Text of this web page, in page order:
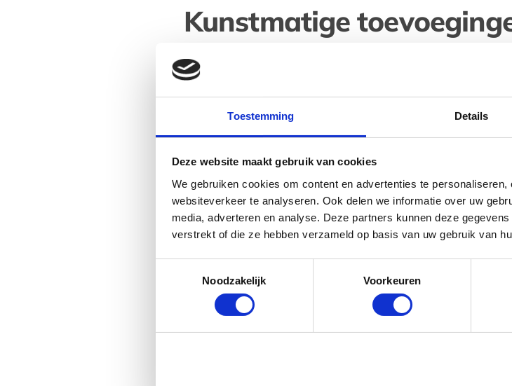
Toestemming Details
Deze website maakt gebruik van cookies
We gebruiken cookies om content en advertenties te
websiteverkeer te analyseren. Ook delen we informatie over uw
media, adverteren en analyse. Deze partners kunnen deze
verstrekt of die ze hebben verzameld op basis van uw gebruik van
Noodzakelijk
Voorkeuren
Kunstmatige
samenstelling
professionele concepten wordt steeds vaker gekozen voor
toevoegingen.
Bij een professionele vitaminewater tap ligt de focus op
organisaties die vitaliteit en welzijn serieus nemen en dit
bezoekers.
Welke drank is beter
langdurige energie
zonder het lichaam te belasten. Energiedranken werken